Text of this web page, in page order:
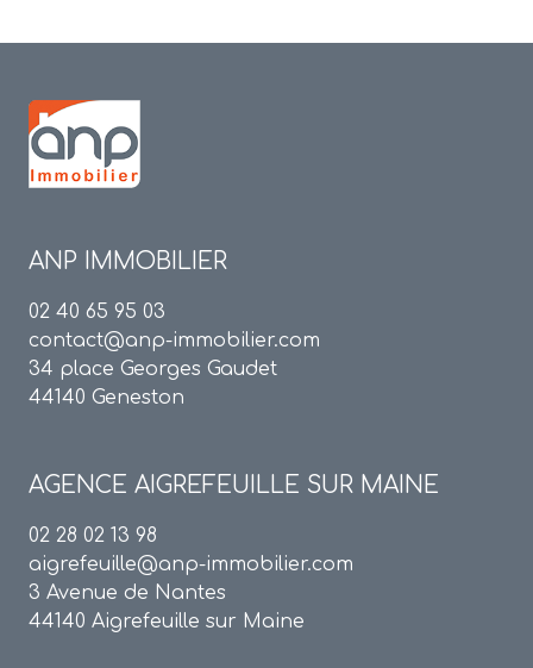
ANP IMMOBILIER
02 40 65 95 03
contact@anp-immobilier.com
34 place Georges Gaudet
44140 Geneston
AGENCE AIGREFEUILLE SUR MAINE
02 28 02 13 98
aigrefeuille@anp-immobilier.com
3 Avenue de Nantes
44140 Aigrefeuille sur Maine